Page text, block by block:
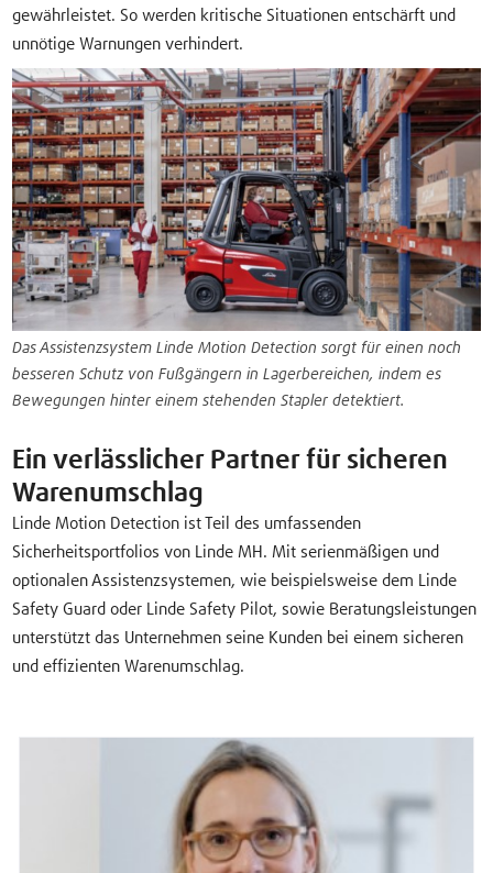
gewährleistet. So werden kritische Situationen entschärft und
unnötige Warnungen verhindert.
Das Assistenzsystem Linde Motion Detection sorgt für einen noch
besseren Schutz von Fußgängern in Lagerbereichen, indem es
Bewegungen hinter einem stehenden Stapler detektiert.
Ein verlässlicher Partner für sicheren
Warenumschlag
Linde Motion Detection ist Teil des umfassenden
Sicherheitsportfolios von Linde MH. Mit serienmäßigen und
optionalen Assistenzsystemen, wie beispielsweise dem Linde
Safety Guard oder Linde Safety Pilot, sowie Beratungsleistungen
unterstützt das Unternehmen seine Kunden bei einem sicheren
und effizienten Warenumschlag.